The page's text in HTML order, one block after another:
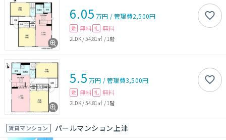
6.05 万円 /管理費2,500円
敷 無料 礼 無料
2LDK/54.81㎡ / 1階
5.5 万円 /管理費3,500円
敷 無料 礼 無料
2LDK/54.81㎡ / 1階
賃貸マンション パールマンション上津